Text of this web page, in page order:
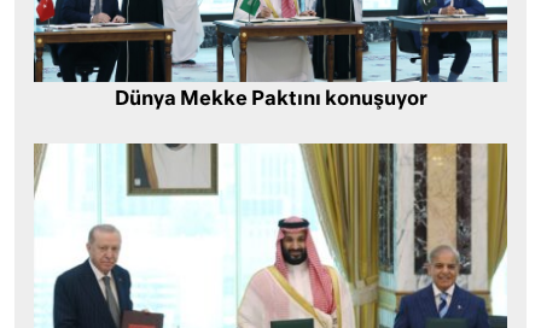
Dünya Mekke Paktını konuşuyor